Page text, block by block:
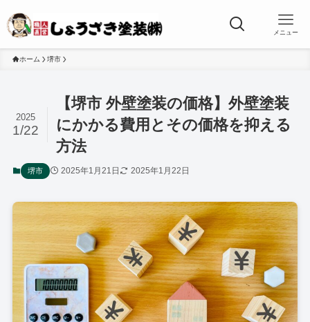
メニュー
ホーム 堺市
【堺市 外壁塗装の価格】外壁塗装
にかかる費用とその価格を抑える
方法
2025
1/22
堺市 2025年1月21日 2025年1月22日